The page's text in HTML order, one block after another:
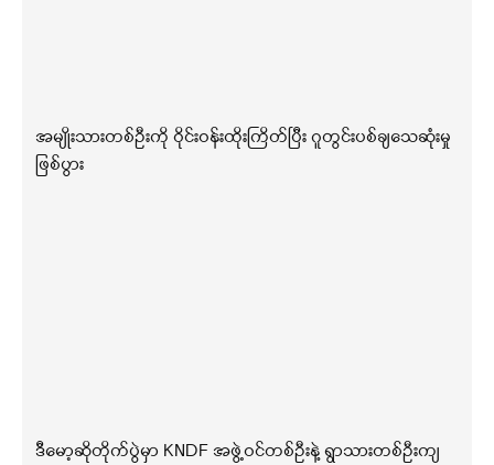
အမျိုးသားတစ်ဦးကို ဝိုင်းဝန်းထိုးကြိတ်ပြီး ဂူတွင်းပစ်ချသေဆုံးမှု
ဖြစ်ပွား
ဒီမော့ဆိုတိုက်ပွဲမှာ KNDF အဖွဲ့ဝင်တစ်ဦးနဲ့ ရွာသားတစ်ဦးကျ